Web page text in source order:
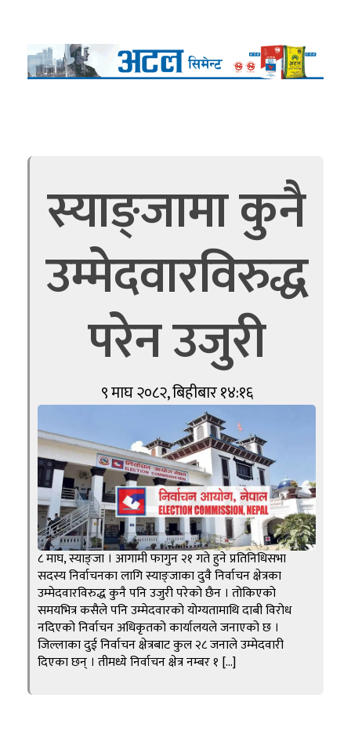
स्याङ्जामा कुनै
उम्मेदवारविरुद्ध
परेन उजुरी
९ माघ २०८२, बिहीबार १४:१६
८ माघ, स्याङ्जा । आगामी फागुन २१ गते हुने प्रतिनिधिसभा
सदस्य निर्वाचनका लागि स्याङ्जाका दुवै निर्वाचन क्षेत्रका
उम्मेदवारविरुद्ध कुनै पनि उजुरी परेको छैन । तोकिएको
समयभित्र कसैले पनि उम्मेदवारको योग्यतामाथि दाबी विरोध
नदिएको निर्वाचन अधिकृतको कार्यालयले जनाएको छ ।
जिल्लाका दुई निर्वाचन क्षेत्रबाट कुल २८ जनाले उम्मेदवारी
दिएका छन् । तीमध्ये निर्वाचन क्षेत्र नम्बर १ […]